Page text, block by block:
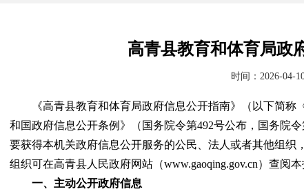
高青县教育和体育局政
时间：2026-04-
《高青县教育和体育局政府信息公开指南》（以下简
和国政府信息公开条例》（国务院令第492号公布，国务院
要获得本机关政府信息公开服务的公民、法人或者其他组织
组织可在高青县人民政府网站（www.gaoqing.gov.cn）查阅
一、主动公开政府信息